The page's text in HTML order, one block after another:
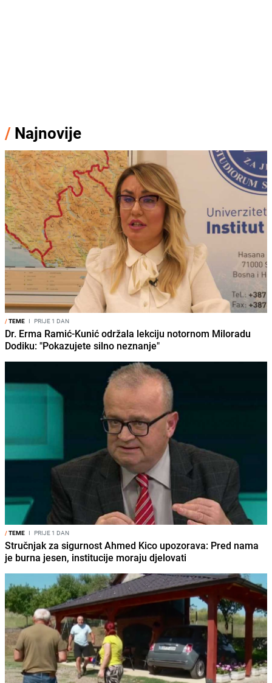
/ Najnovije
/TEME I PRIJE 1 DAN
Dr. Erma Ramić-Kunić održala lekciju notornom Miloradu
Dodiku: "Pokazujete silno neznanje"
/TEME I PRIJE 1 DAN
Stručnjak za sigurnost Ahmed Kico upozorava: Pred nama
je burna jesen, institucije moraju djelovati